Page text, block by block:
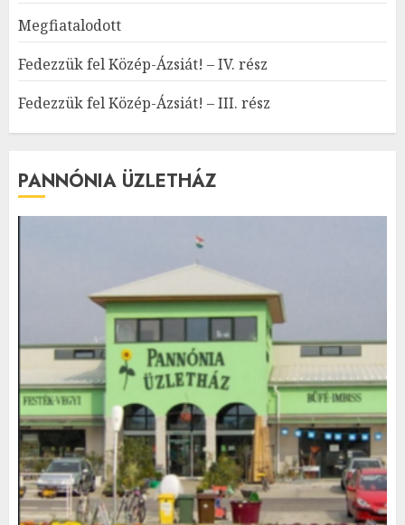
Megfiatalodott
Fedezzük fel Közép-Ázsiát! – IV. rész
Fedezzük fel Közép-Ázsiát! – III. rész
PANNÓNIA ÜZLETHÁZ